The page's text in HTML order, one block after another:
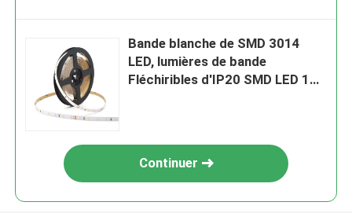
Bande blanche de SMD 3014
LED, lumières de bande
Fléchiribles d'IP20 SMD LED 120
Continuer